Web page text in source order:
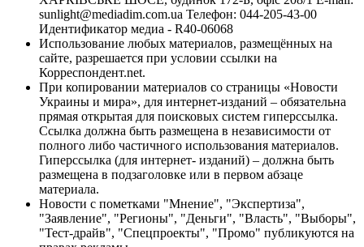
sunlight@mediadim.com.ua Телефон: 044-205-43-00
Идентификатор медиа - R40-06068
Использование любых материалов, размещённых на
сайте, разрешается при условии ссылки на
Корреспондент.net.
При копировании материалов со страницы «Новости
Украины и мира», для интернет-изданий – обязательна
прямая открытая для поисковых систем гиперссылка.
Ссылка должна быть размещена в независимости от
полного либо частичного использования материалов.
Гиперссылка (для интернет- изданий) – должна быть
размещена в подзаголовке или в первом абзаце
материала.
Новости с пометками "Мнение", "Экспертиза",
"Заявление", "Регионы", "Деньги", "Власть", "Выборы",
"Тест-драйв", "Спецпроекты", "Промо" публикуются на